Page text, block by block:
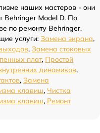
наших мастеров - они
Behringer Model D. По
по ремонту Behringer,
услуги: Замена экрана,
, Замена стоковых
плат, Простой
динамиков,
, Замена
клавиш, Чистка
клавиш, Ремонт